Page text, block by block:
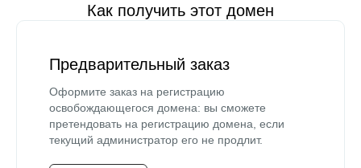
Как получить этот домен
Предварительный заказ
Оформите заказ на регистрацию
освобождающегося домена: вы сможете
претендовать на регистрацию домена, если
текущий администратор его не продлит.